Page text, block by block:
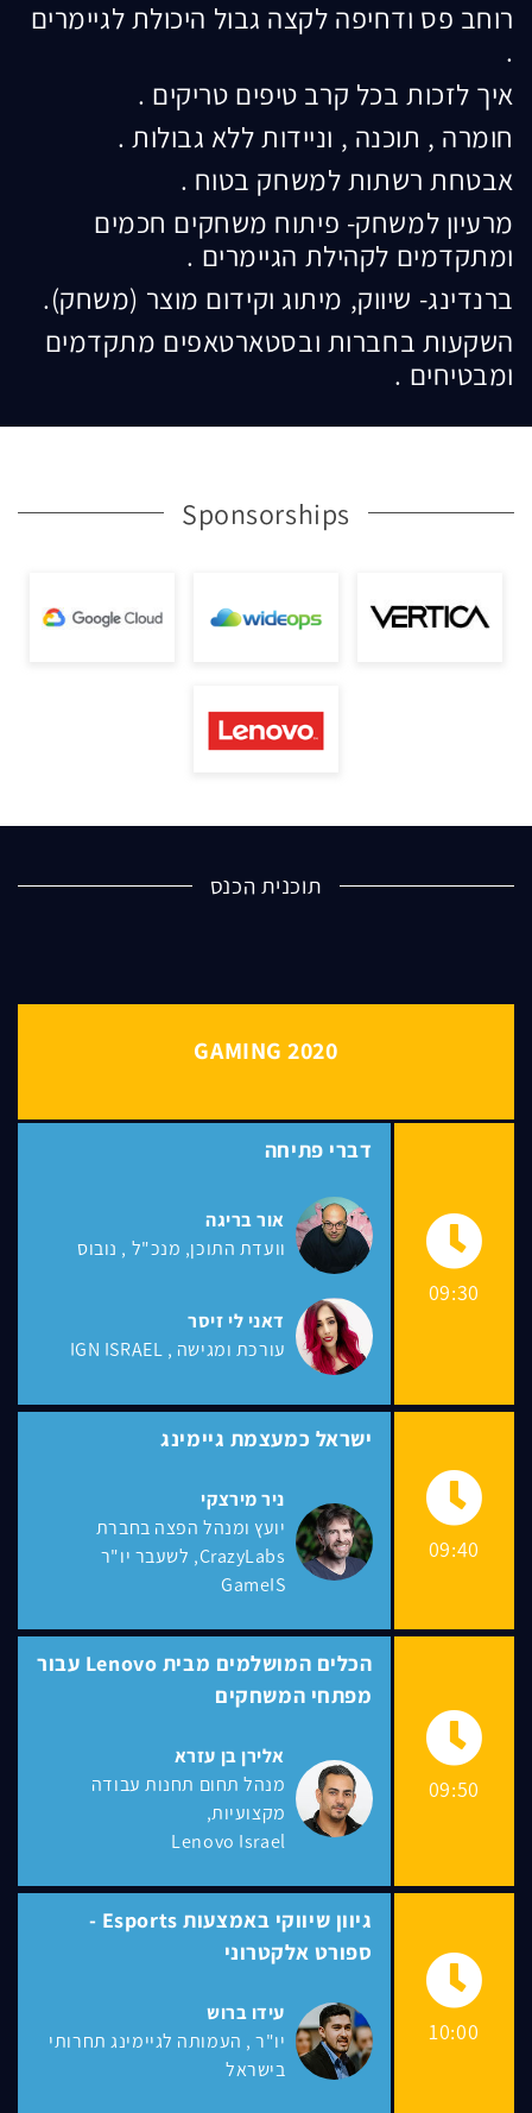
רוחב פס ודחיפה לקצה גבול היכולת לגיימרים
.
איך לזכות בכל קרב טיפים טריקים .
חומרה , תוכנה , וניידות ללא גבולות .
אבטחת רשתות למשחק בטוח .
מרעיון למשחק- פיתוח משחקים חכמים
ומתקדמים לקהילת הגיימרים .
ברנדינג- שיווק, מיתוג וקידום מוצר (משחק).
השקעות בחברות ובסטארטאפים מתקדמים
ומבטיחים .
Sponsorships
תוכנית הכנס
GAMING 2020
09:30
דברי פתיחה
אור בריגה
וועדת התוכן, מנכ"ל נובוס
דאני לי זיסר
עורכת ומגישה IGN ISRAEL
09:40
ישראל כמעצמת גיימינג
ניר מירצקי
יועץ ומנהל הפצה בחברת
CrazyLabs, לשעבר יו"ר
GameIS
09:50
הכלים המושלמים מבית Lenovo עבור
מפתחי המשחקים
אלירן בן עזרא
מנהל תחום תחנות עבודה
מקצועיות
Lenovo Israel
10:00
גיוון שיווקי באמצעות Esports -
ספורט אלקטרוני
עידו ברוש
יו"ר
העמותה לגיימינג תחרותי
בישראל